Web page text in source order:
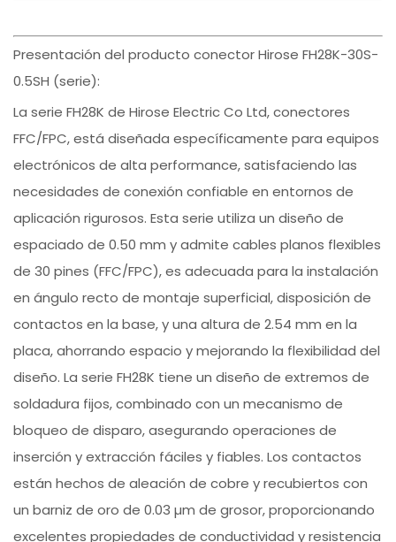
Presentación del producto conector Hirose FH28K-30S-
0.5SH (serie):
La serie FH28K de Hirose Electric Co Ltd, conectores
FFC/FPC, está diseñada específicamente para equipos
electrónicos de alta performance, satisfaciendo las
necesidades de conexión confiable en entornos de
aplicación rigurosos. Esta serie utiliza un diseño de
espaciado de 0.50 mm y admite cables planos flexibles
de 30 pines (FFC/FPC), es adecuada para la instalación
en ángulo recto de montaje superficial, disposición de
contactos en la base, y una altura de 2.54 mm en la
placa, ahorrando espacio y mejorando la flexibilidad del
diseño. La serie FH28K tiene un diseño de extremos de
soldadura fijos, combinado con un mecanismo de
bloqueo de disparo, asegurando operaciones de
inserción y extracción fáciles y fiables. Los contactos
están hechos de aleación de cobre y recubiertos con
un barniz de oro de 0.03 µm de grosor, proporcionando
excelentes propiedades de conductividad y resistencia